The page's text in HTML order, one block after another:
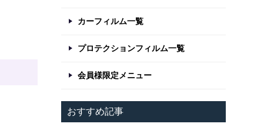
カーフィルム一覧
プロテクションフィルム一覧
会員様限定メニュー
おすすめ記事